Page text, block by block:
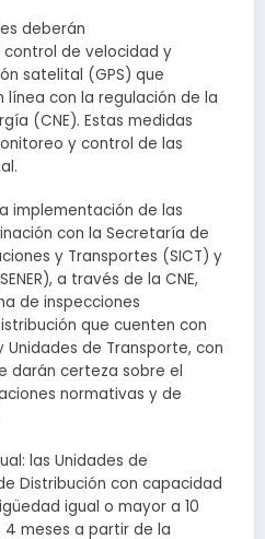
deberán
de velocidad y
satelital (GPS) que
con la regulación de la
(CNE). Estas medidas
y control de las
implementación de las
con la Secretaría de
y Transportes (SICT) y
a través de la CNE,
de inspecciones
que cuenten con
Unidades de Transporte, con
darán certeza sobre el
normativas y de
las Unidades de
Distribución con capacidad
igual o mayor a 10
4 meses a partir de la